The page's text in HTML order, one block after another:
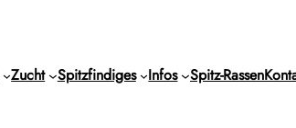
Zucht Spitzfindiges Infos Spitz-Rassen